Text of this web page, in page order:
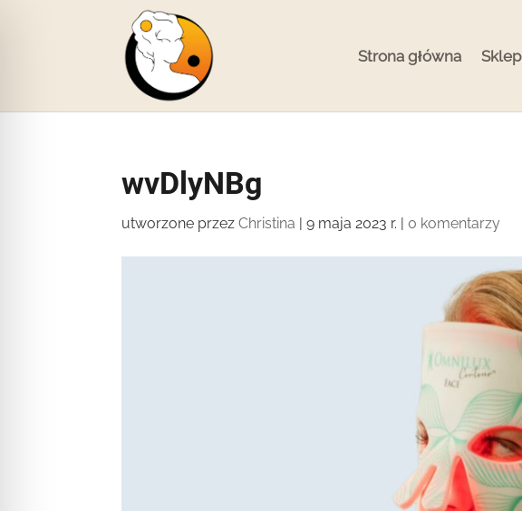
Strona główna Sklep
wvDlyNBg
utworzone przezChristina |9 maja 2023 r. | 0 komentarzy